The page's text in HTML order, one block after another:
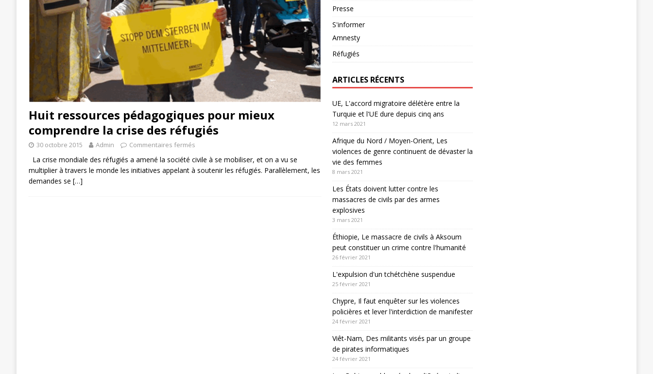
Huit ressources pédagogiques pour mieux
comprendre la crise des réfugiés
30 octobre 2015 Admin Commentaires fermés
La crise mondiale des réfugiés a amené la société civile à se mobiliser, et on a vu se
multiplier à travers le monde les initiatives appelant à soutenir les réfugiés. Parallèlement, les
demandes se […]
Presse
S'informer
Amnesty
Réfugiés
ARTICLES RÉCENTS
UE, L'accord migratoire délétère entre la
Turquie et l'UE dure depuis cinq ans
12 mars 2021
Afrique du Nord / Moyen-Orient, Les
violences de genre continuent de dévaster la
vie des femmes
8 mars 2021
Les États doivent lutter contre les
massacres de civils par des armes
explosives
3 mars 2021
Éthiopie, Le massacre de civils à Aksoum
peut constituer un crime contre l'humanité
26 février 2021
L'expulsion d'un tchétchène suspendue
25 février 2021
Chypre, Il faut enquêter sur les violences
policières et lever l'interdiction de manifester
24 février 2021
Viêt-Nam, Des militants visés par un groupe
de pirates informatiques
24 février 2021